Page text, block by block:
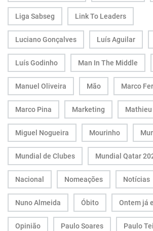
Liga Sabseg Link To Leaders
Luciano Gonçalves Luís Aguilar
Luís Godinho Man In The Middle
Manuel Oliveira Mão Marco
Marco Pina Marketing Mathieu
Miguel Nogueira Mourinho
Mundial de Clubes Mundial Qatar
Nacional Nomeações Notícias
Nuno Almeida Óbito Ontem já
Opinião Paulo Soares Paulo